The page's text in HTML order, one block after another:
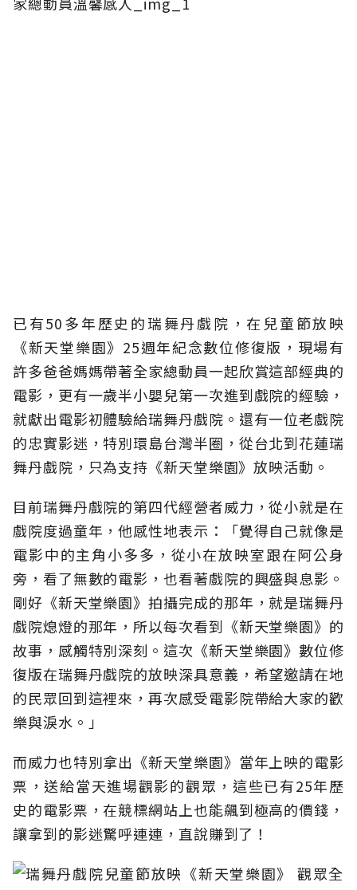
已有50多年歷史的瑞舞丹戲院，在兒童節放映
《新天堂樂園》25週年紀念數位修復版，現場有
許多爸爸媽媽帶著全家總動員一起欣賞這部經典的
電影，更有一歲半小嬰兒第一次進到戲院的經驗，
就獻出電影初體驗給瑞舞丹戲院。還有一位老戲院
的忠實影迷，特別環島台灣半圈，從台北到花蓮瑞
舞丹戲院，只為支持《新天堂樂園》放映活動。
目前瑞舞丹戲院的第四代經營者威力，從小就是在
戲院度過童年，他感性地表示：「覺得自己就像是
電影中的主角小多多，從小在放映室跟在阿公身
旁，看了無數的電影，也看著戲院的興盛與息影。
剛好《新天堂樂園》拍攝完成的那年，就是瑞舞丹
戲院熄燈的那年，所以每次看到《新天堂樂園》的
故事，感觸特別深刻。這次《新天堂樂園》數位修
復版在瑞舞丹戲院的放映深具意義，希望邀請在地
的民眾回到這裡來，再次感受電影院帶給大家的歡
樂與淚水。」
而威力也特別拿出《新天堂樂園》當年上映的電影
票，送給當天進場觀影的觀眾，這些已有25年歷
史的電影票，在競標網站上也能飆到極高的價錢，
讓拿到的影迷驚呼連連，直說賺到了！